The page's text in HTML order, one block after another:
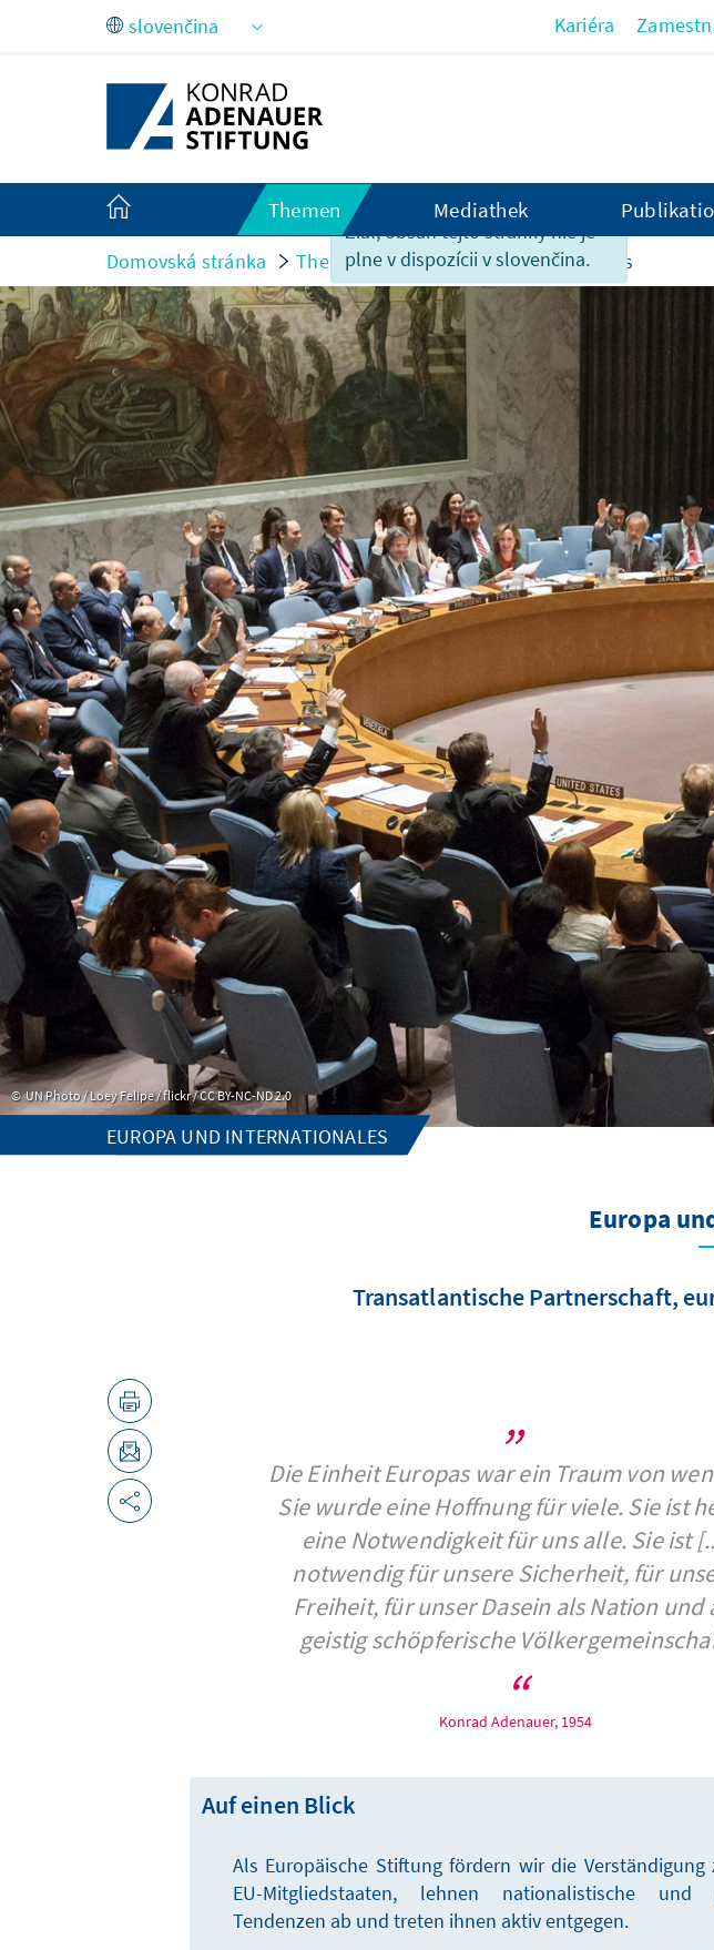
Skip to Main Content
Žiaľ, obsah tejto stránky nie je
plne v dispozícii v slovenčina.
Kariéra
Themen Mediathek
Domovská stránka Themen Europa und Internationales
UN Photo / Loey Felipe / flickr / CC BY-NC-ND 2.0
EUROPA UND INTERNATIONALES
Europa
Transatlantische Partnerschaft,
Die Einheit Europas war ein Traum von
Sie wurde eine Hoffnung für viele. Sie ist
eine Notwendigkeit für uns alle. Sie ist
notwendig für unsere Sicherheit, für
Freiheit, für unser Dasein als Nation und
geistig schöpferische
Konrad Adenauer, 1954
Auf einen Blick
Als Europäische Stiftung fördern wir die Verständigung
EU-Mitgliedstaaten, lehnen nationalistische und
Tendenzen ab und treten ihnen aktiv entgegen.